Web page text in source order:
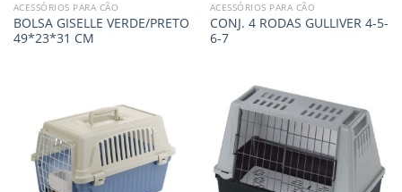
ACESSÓRIOS PARA CÃO
BOLSA GISELLE VERDE/PRETO
49*23*31 CM
ACESSÓRIOS PARA CÃO
CONJ. 4 RODAS GULLIVER 4-5-
6-7